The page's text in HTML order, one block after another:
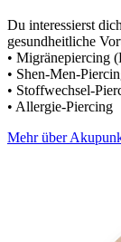
Du interessierst
gesundheitliche
• Migränepiercing
• Shen-Men-
• Stoffwechsel-
• Allergie-Piercing
Mehr über